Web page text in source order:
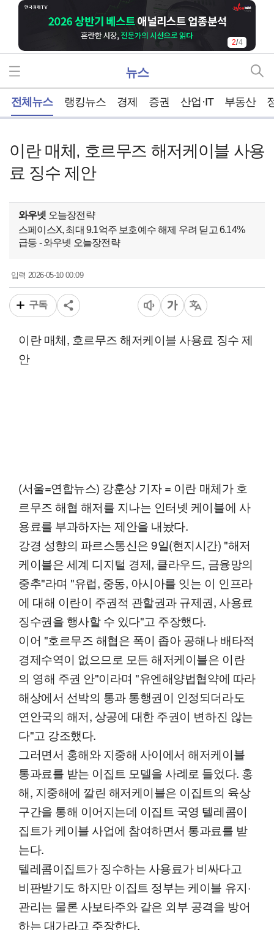
2/4
뉴스
전체뉴스 랭킹뉴스 경제 증권 산업·IT 부동산
이란 매체, 호르무즈 해저케이블 사용
료 징수 제안
와우넷 오늘장전략
스페이스X, 최대 9.1억주 보호예수 해제 우려 딛고 6.14%
급등 - 와우넷 오늘장전략
입력 2026-05-10 00:09
구독
이란 매체, 호르무즈 해저케이블 사용료 징수 제
안
(서울=연합뉴스) 강훈상 기자 = 이란 매체가 호
르무즈 해협 해저를 지나는 인터넷 케이블에 사
용료를 부과하자는 제안을 내놨다.
강경 성향의 파르스통신은 9일(현지시간) "해저
케이블은 세계 디지털 경제, 클라우드, 금융망의
중추"라며 "유럽, 중동, 아시아를 잇는 이 인프라
에 대해 이란이 주권적 관할권과 규제권, 사용료
징수권을 행사할 수 있다"고 주장했다.
이어 "호르무즈 해협은 폭이 좁아 공해나 배타적
경제수역이 없으므로 모든 해저케이블은 이란
의 영해 주권 안"이라며 "유엔해양법협약에 따라
해상에서 선박의 통과 통행권이 인정되더라도
연안국의 해저, 상공에 대한 주권이 변하진 않는
다"고 강조했다.
그러면서 홍해와 지중해 사이에서 해저케이블
통과료를 받는 이집트 모델을 사례로 들었다. 홍
해, 지중해에 깔린 해저케이블은 이집트의 육상
구간을 통해 이어지는데 이집트 국영 텔레콤이
집트가 케이블 사업에 참여하면서 통과료를 받
는다.
텔레콤이집트가 징수하는 사용료가 비싸다고
비판받기도 하지만 이집트 정부는 케이블 유지·
관리는 물론 사보타주와 같은 외부 공격을 방어
하는 대가라고 주장한다.